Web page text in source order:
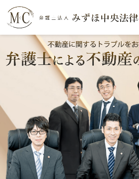
取扱分野
相続・遺言
離婚（夫婦間トラブル）
企業法務
労働問題（解雇，残業等）
取扱分野
相続・遺言
離婚（夫婦間トラブル）
企業法務
労働問題（解雇，残業等）